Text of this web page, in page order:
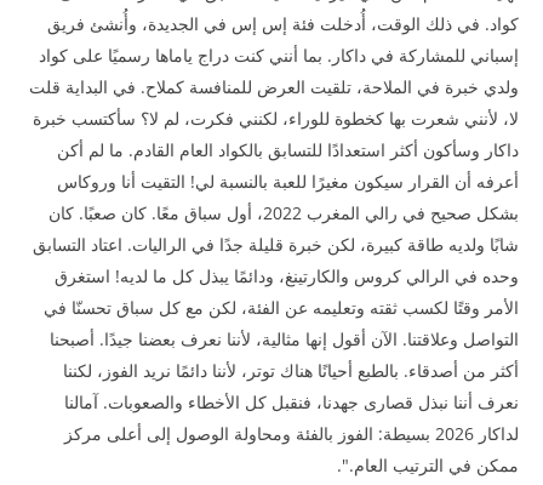
كواد. في ذلك الوقت، أُدخلت فئة إس إس في الجديدة، وأُنشئ فريق
إسباني للمشاركة في داكار. بما أنني كنت دراج ياماها رسميًا على كواد
ولدي خبرة في الملاحة، تلقيت العرض للمنافسة كملاح. في البداية قلت
لا، لأنني شعرت بها كخطوة للوراء، لكنني فكرت، لم لا؟ سأكتسب خبرة
داكار وسأكون أكثر استعدادًا للتسابق بالكواد العام القادم. ما لم أكن
أعرفه أن القرار سيكون مغيرًا للعبة بالنسبة لي! التقيت أنا وروكاس
بشكل صحيح في رالي المغرب 2022، أول سباق معًا. كان صعبًا. كان
شابًا ولديه طاقة كبيرة، لكن خبرة قليلة جدًا في الراليات. اعتاد التسابق
وحده في الرالي كروس والكارتينغ، ودائمًا يبذل كل ما لديه! استغرق
الأمر وقتًا لكسب ثقته وتعليمه عن الفئة، لكن مع كل سباق تحسنّا في
التواصل وعلاقتنا. الآن أقول إنها مثالية، لأننا نعرف بعضنا جيدًا. أصبحنا
أكثر من أصدقاء. بالطبع أحيانًا هناك توتر، لأننا دائمًا نريد الفوز، لكننا
نعرف أننا نبذل قصارى جهدنا، فنقبل كل الأخطاء والصعوبات. آمالنا
لداكار 2026 بسيطة: الفوز بالفئة ومحاولة الوصول إلى أعلى مركز
ممكن في الترتيب العام.".